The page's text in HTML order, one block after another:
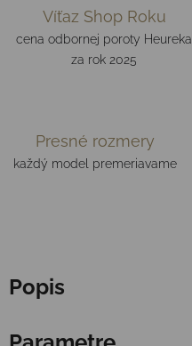
Víťaz Shop Roku
cena odbornej poroty Heureka
za rok 2025
Presné rozmery
každý model premeriavame
Popis